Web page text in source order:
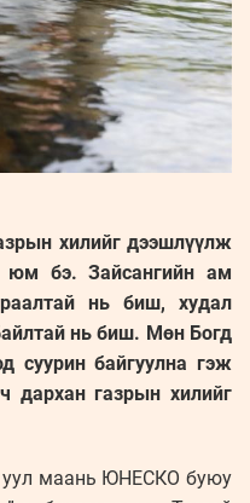
хилийг дээшлүүлж
юм бэ. Зайсангийн ам
нь биш, худал
нь биш. Мөн Богд
суурин байгуулна гэж
дархан газрын хилийг
уул маань ЮНЕСКО буюу